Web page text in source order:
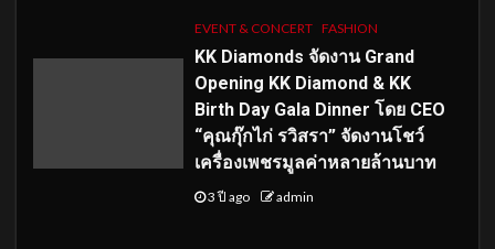
EVENT & CONCERT FASHION
KK Diamonds จัดงาน Grand
Opening KK Diamond & KK
Birth Day Gala Dinner โดย CEO
“คุณกุ๊กไก่ รวิสรา” จัดงานโชว์
เครื่องเพชรมูลค่าหลายล้านบาท
3 ปี ago admin